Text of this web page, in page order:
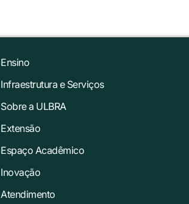
Ensino
Infraestrutura e Serviços
Sobre a ULBRA
Extensão
Espaço Acadêmico
Inovação
Atendimento